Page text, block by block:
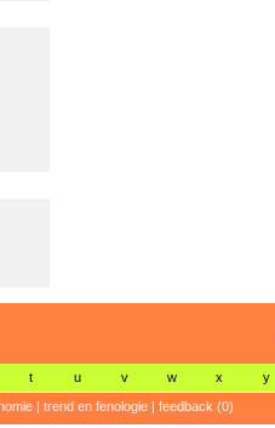
t u v w x y
| trend en fenologie| feedback (0)